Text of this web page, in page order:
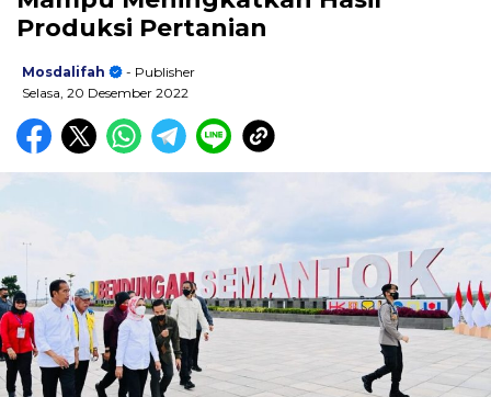
Produksi Pertanian
Mosdalifah
- Publisher
Selasa, 20 Desember 2022